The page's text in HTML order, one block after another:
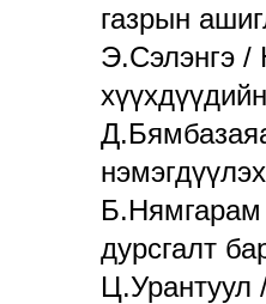
газрын
Э.Сэлэнгэ /
Б.Нямгарам
дурсгалт
Ц.Урантуул